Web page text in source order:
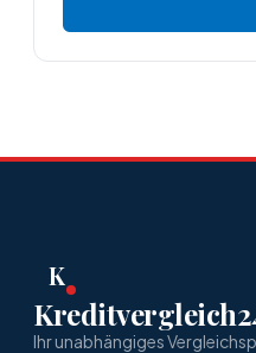
K
Ihr unabhängiges